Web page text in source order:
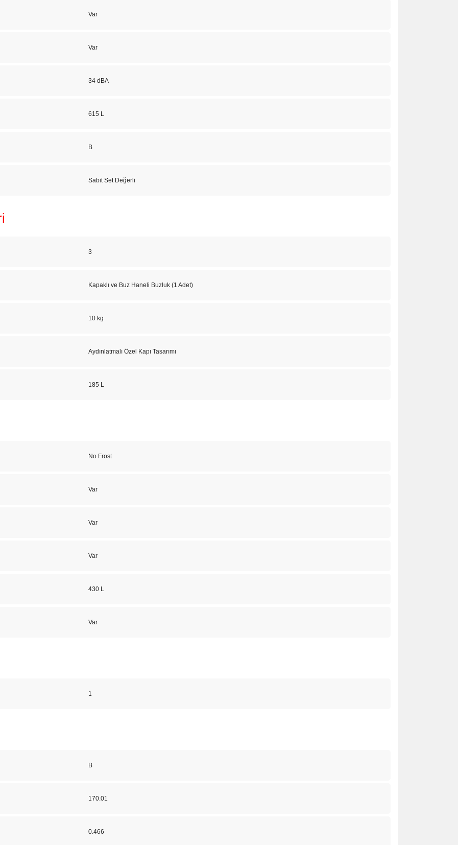
Var
Var
34 dBA
615 L
B
Sabit Set Değerli
3
Kapaklı ve Buz Haneli Buzluk (1 Adet)
10 kg
Aydınlatmalı Özel Kapı Tasarımı
185 L
No Frost
Var
Var
Var
430 L
Var
1
B
170.01
0.466